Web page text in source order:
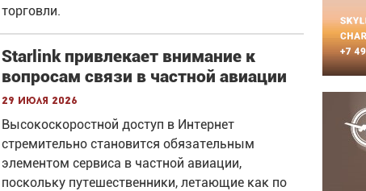
торговли.
Starlink привлекает внимание к
вопросам связи в частной авиации
29 июля 2026
Высокоскоростной доступ в Интернет
стремительно становится обязательным
элементом сервиса в частной авиации,
поскольку путешественники, летающие как по